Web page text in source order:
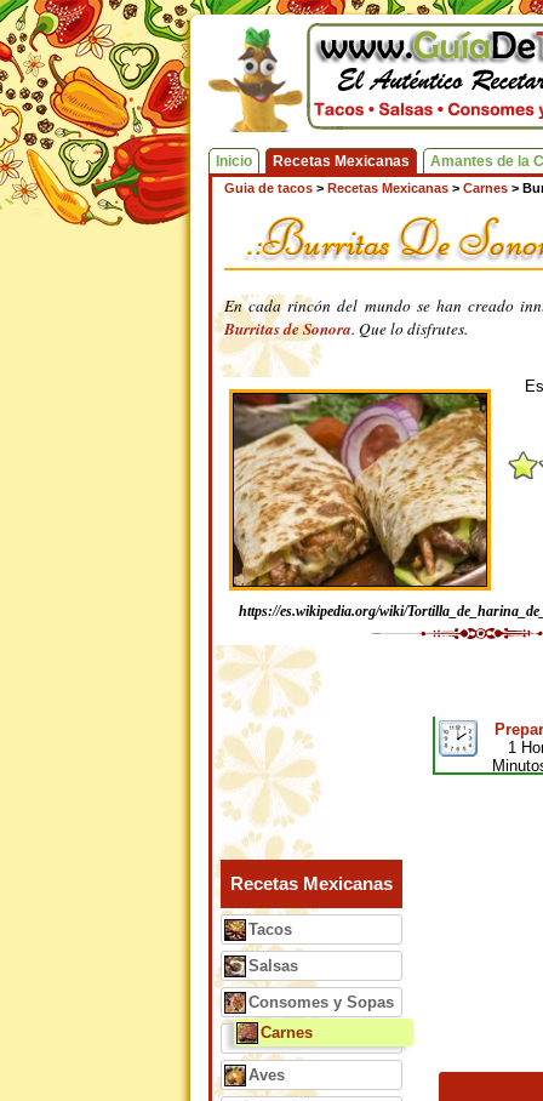
Inicio Recetas Mexicanas Amantes de la
Guia de tacos > Recetas Mexicanas > Carnes >
En cada rincón del mundo se han creado
Burritas de Sonora. Que lo disfrutes.
https://es.wikipedia.org/wiki/
1
Recetas Mexicanas
Tacos
Salsas
Consomes y Sopas
Carnes
Aves